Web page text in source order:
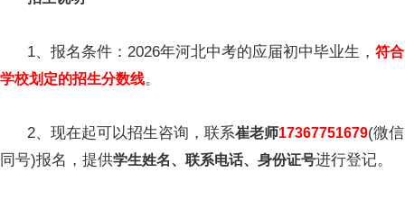
1、报名条件：2026年河北中考的应届初中毕业生， 符合
学校划定的招生分数线。
2、现在起可以招生咨询，联系崔老师17367751679(微信
同号)报名，提供学生姓名、联系电话、身份证号进行登记。